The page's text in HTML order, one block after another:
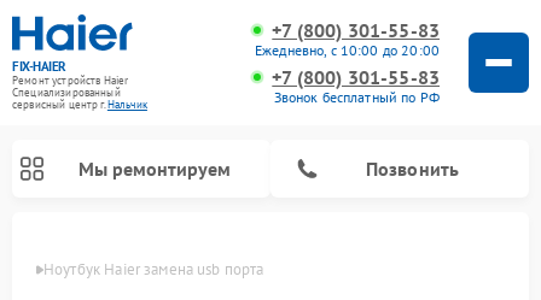
FIX-HAIER
Ремонт устройств Haier
Специализированный
cервисный центр г.Нальчик
+7 (800) 301-55-83
Ежедневно, с 10:00 до 20:00
+7 (800) 301-55-83
Звонок бесплатный по РФ
Мы ремонтируем Позвонить
Ноутбук Haier замена usb порта